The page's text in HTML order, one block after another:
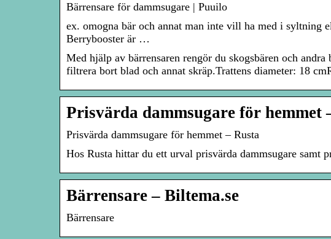
Bärrensare för dammsugare | Puuilo
ex. omogna bär och annat man inte vill ha med i syltning
Berrybooster är …
Med hjälp av bärrensaren rengör du skogsbären och
filtrera bort blad och annat skräp.Trattens diameter: 18
Prisvärda dammsugare för hemmet
Prisvärda dammsugare för hemmet – Rusta
Hos Rusta hittar du ett urval prisvärda dammsugare samt
Bärrensare – Biltema.se
Bärrensare